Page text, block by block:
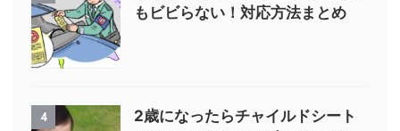
もビビらない！対応方法まとめ
4
2歳になったらチャイルドシート